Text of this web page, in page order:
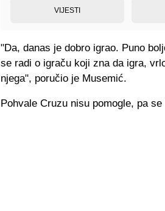
VIJESTI
"Da, danas je dobro igrao. Puno
se radi o igraču koji zna da igra,
njega", poručio je Musemić.
Pohvale Cruzu nisu pomogle, pa